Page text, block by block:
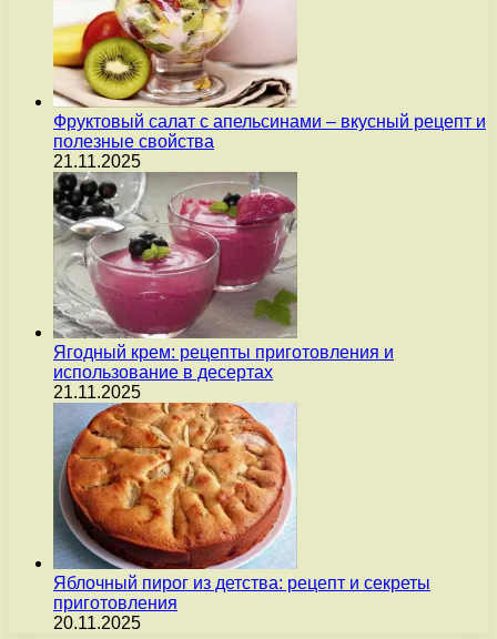
Фруктовый салат с апельсинами – вкусный рецепт и
полезные свойства
21.11.2025
Ягодный крем: рецепты приготовления и
использование в десертах
21.11.2025
Яблочный пирог из детства: рецепт и секреты
приготовления
20.11.2025